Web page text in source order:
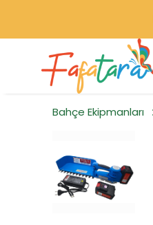
Bahçe Ekipmanları